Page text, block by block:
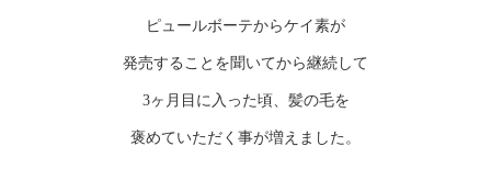
ピュールボーテからケイ素が
発売することを聞いてから継続して
3ヶ月目に入った頃、髪の毛を
褒めていただく事が増えました。